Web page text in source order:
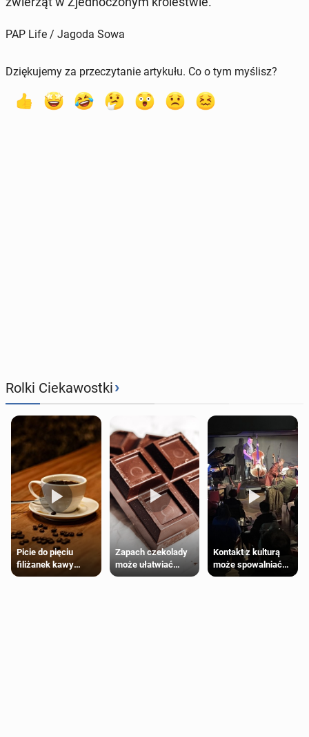
PAP Life / Jagoda Sowa
Dziękujemy za przeczytanie artykułu. Co o tym myślisz?
Rolki Ciekawostki›
Picie do pięciu
filiżanek kawy
dziennie jest
Zapach czekolady
może ułatwiać
trening siłowy
Kontakt z kulturą
może spowalniać
starzenie